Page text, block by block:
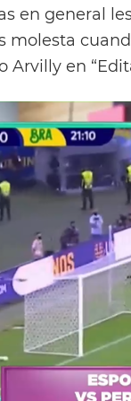
en general
molesta
Arvilly en